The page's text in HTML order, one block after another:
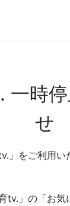
一時
せ
」をご利用い
tv.」の「お